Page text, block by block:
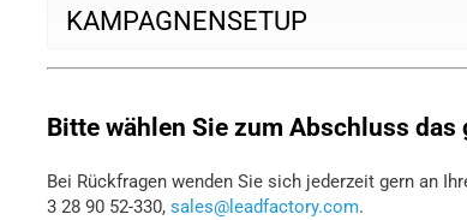
KAMPAGNENSETUP
Bitte wählen Sie zum Abschluss
Bei Rückfragen wenden Sie sich jederzeit gern an
3 28 90 52-330, sales@leadfactory.com.